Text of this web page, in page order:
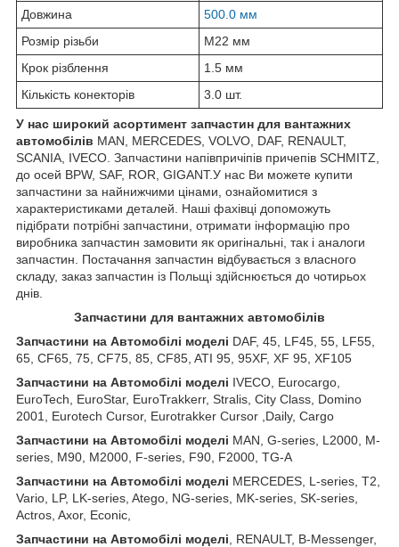
Довжина
500.0 мм
Розмір різьби
M22 мм
Крок різблення
1.5 мм
Кількість конекторів
3.0 шт.
У нас широкий асортимент запчастин для вантажних
автомобілів MAN, MERCEDES, VOLVO, DAF, RENAULT,
SCANIA, IVECO. Запчастини напівпричіпів причепів SCHMITZ,
до осей BPW, SAF, ROR, GIGANT.У нас Ви можете купити
запчастини за найнижчими цінами, ознайомитися з
характеристиками деталей. Наші фахівці допоможуть
підібрати потрібні запчастини, отримати інформацію про
виробника запчастин замовити як оригінальні, так і аналоги
запчастин. Постачання запчастин відбувається з власного
складу, заказ запчастин із Польщі здійснюється до чотирьох
днів.
Запчастини для вантажних автомобілів
Запчастини на Автомобілі моделі DAF, 45, LF45, 55, LF55,
65, CF65, 75, CF75, 85, CF85, ATI 95, 95XF, XF 95, XF105
Запчастини на Автомобілі моделі IVECO, Eurocargo,
EuroTech, EuroStar, EuroTrakkerr, Stralis, City Class, Domino
2001, Eurotech Cursor, Eurotrakker Cursor ,Daily, Cargo
Запчастини на Автомобілі моделі MAN, G-series, L2000, M-
series, M90, M2000, F-series, F90, F2000, TG-A
Запчастини на Автомобілі моделі MERCEDES, L-series, T2,
Vario, LP, LK-series, Atego, NG-series, MK-series, SK-series,
Actros, Axor, Econic,
Запчастини на Автомобілі моделі , RENAULT, B-Messenger,